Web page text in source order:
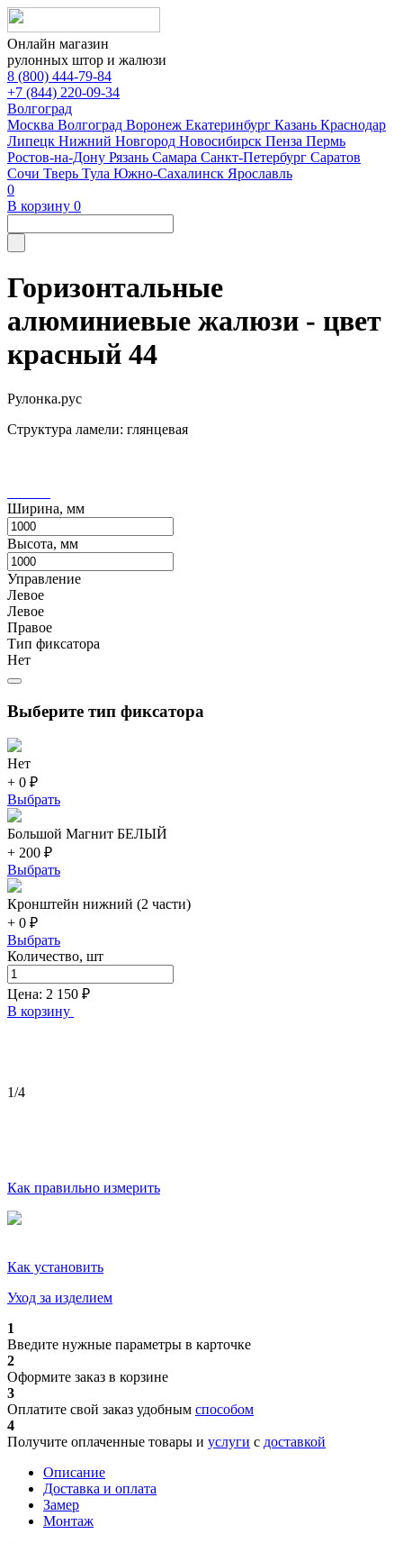
Онлайн магазин
рулонных штор и жалюзи
8 (800) 444-79-84
+7 (844) 220-09-34
Волгоград
Москва Волгоград Воронеж Екатеринбург Казань Краснодар
Липецк Нижний Новгород Новосибирск Пенза Пермь
Ростов-на-Дону Рязань Самара Санкт-Петербург Саратов
Сочи Тверь Тула Южно-Сахалинск Ярославль
0
В корзину 0
Горизонтальные
алюминиевые жалюзи - цвет
красный 44
Рулонка.рус
Структура ламели: глянцевая
Ширина, мм
Высота, мм
Управление
Левое
Левое
Правое
Тип фиксатора
Нет
Выберите тип фиксатора
Нет
+ 0 ₽
Выбрать
Большой Магнит БЕЛЫЙ
+ 200 ₽
Выбрать
Кронштейн нижний (2 части)
+ 0 ₽
Выбрать
Количество, шт
Цена: 2 150 ₽
В корзину
1/4
Как правильно измерить
Как установить
Уход за изделием
1
Введите нужные параметры в карточке
2
Оформите заказ в корзине
3
Оплатите свой заказ удобным способом
4
Получите оплаченные товары и услуги с доставкой
Описание
Доставка и оплата
Замер
Монтаж